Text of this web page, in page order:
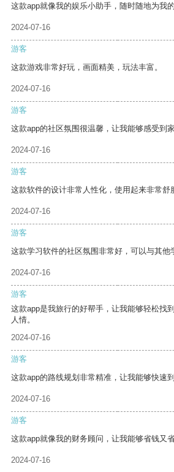
这款app就像我的娱乐小助手，随时随地为我
2024-07-16
游客
这款游戏非常好玩，画面精美，玩法丰富。
2024-07-16
游客
这款app的社区氛围很温馨，让我能够感受到家
2024-07-16
游客
这款软件的设计非常人性化，使用起来非常舒
2024-07-16
游客
这款学习软件的社区氛围非常好，可以与其他
2024-07-16
游客
这款app是我旅行的好帮手，让我能够轻松找
人情。
2024-07-16
游客
这款app的路线规划非常精准，让我能够快速到
2024-07-16
游客
这款app就像我的财务顾问，让我能够省钱又省
2024-07-16